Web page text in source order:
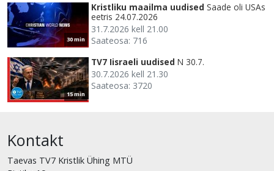
30 min
Kristliku maailma uudised Saade oli USAs
eetris 24.07.2026
31.7.2026 kell 21.00
Saateosa: 716
15 min
TV7 Iisraeli uudised N 30.7.
30.7.2026 kell 21.30
Saateosa: 3720
Kontakt
Taevas TV7 Kristlik Ühing MTÜ